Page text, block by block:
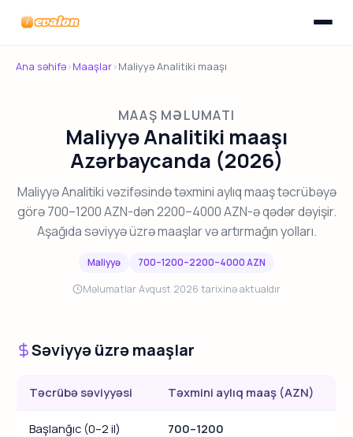
Evalon
Ana səhifə›Maaşlar›Maliyyə Analitiki maaşı
MAAŞ MƏLUMATI
Maliyyə Analitiki maaşı
Azərbaycanda (2026)
Maliyyə Analitiki vəzifəsində təxmini aylıq maaş təcrübəyə
görə 700–1200 AZN-dən 2200–4000 AZN-ə qədər dəyişir.
Aşağıda səviyyə üzrə maaşlar və artırmağın yolları.
Maliyyə
700–1200–2200–4000 AZN
Məlumatlar Avqust 2026 tarixinə aktualdır
Səviyyə üzrə maaşlar
Təcrübə səviyyəsi Təxmini aylıq maaş (AZN)
Başlanğıc (0–2 il) 700–1200